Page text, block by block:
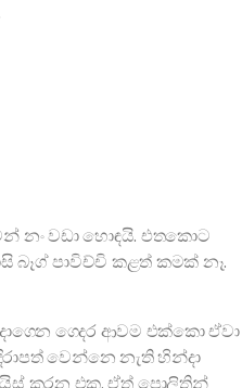
නං වඩා හොඳයි. එතකොට
බෑග් පාවිච්චි කළත් කමක් නෑ.
ගෙදර ආවම එක්කො ඒවා
වෙන්නෙ නැති හින්දා